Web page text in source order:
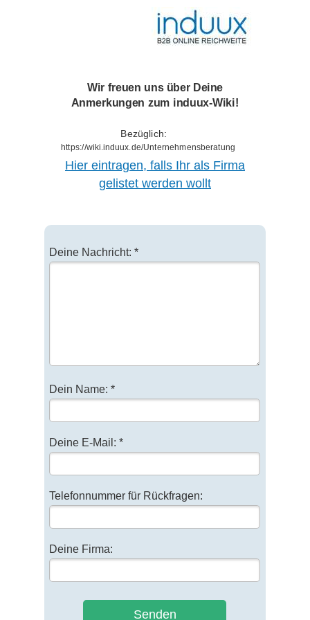
Bezüglich:
https://wiki.induux.de/Unternehmensberatung
Deine Nachricht: *
Dein Name: *
Deine E-Mail: *
Telefonnummer für Rückfragen:
Deine Firma:
Senden
Wir freuen uns über Deine
Anmerkungen zum induux-Wiki!
Hier eintragen, falls Ihr als Firma
gelistet werden wollt